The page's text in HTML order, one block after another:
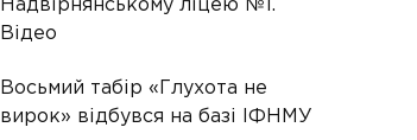
Надвірнянському ліцею №1.
Відео
Восьмий табір «Глухота не
вирок» відбувся на базі ІФНМУ